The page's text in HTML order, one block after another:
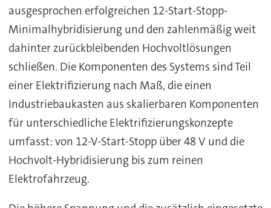
ausgesprochen erfolgreichen 12-Start-Stopp-
Minimalhybridisierung und den zahlenmäßig weit
dahinter zurückbleibenden Hochvoltlösungen
schließen. Die Komponenten des Systems sind Teil
einer Elektrifizierung nach Maß, die einen
Industriebaukasten aus skalierbaren Komponenten
für unterschiedliche Elektrifizierungskonzepte
umfasst: von 12-V-Start-Stopp über 48 V und die
Hochvolt-Hybridisierung bis zum reinen
Elektrofahrzeug.